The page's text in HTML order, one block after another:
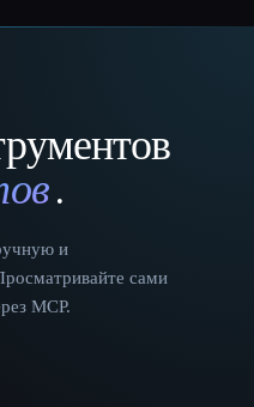
.
и
сами
MCP.